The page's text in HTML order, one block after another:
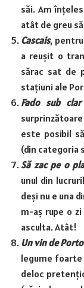
săi. Am
atât de greu
Cascais,
a reușit o
sărac sat de
stațiuni ale
Fado sub
surprinzătoare
este posibil
(din categoria
Să zac pe o
unul din
deși nu e una
m-aș rupe o
asculta. Atât!
Un vin de
legume foarte
deloc